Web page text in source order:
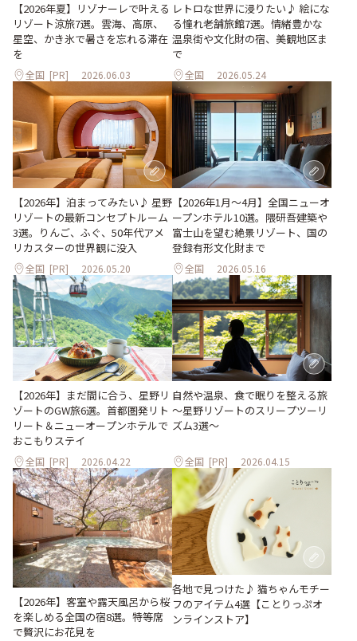
【2026年夏】リゾナーレで叶える
リゾート涼旅7選。雲海、高原、
星空、かき氷で暑さを忘れる滞在
を
全国 [PR] 2026.06.03
レトロな世界に浸りたい♪ 絵にな
る憧れ老舗旅館7選。情緒豊かな
温泉街や文化財の宿、美観地区ま
で
全国 2026.05.24
【2026年】泊まってみたい♪ 星野
リゾートの最新コンセプトルーム
3選。りんご、ふぐ、50年代アメ
リカスターの世界観に没入
全国 [PR] 2026.05.20
【2026年1月～4月】全国ニューオ
ープンホテル10選。隈研吾建築や
富士山を望む絶景リゾート、国の
登録有形文化財まで
全国 2026.05.16
【2026年】まだ間に合う、星野リ
ゾートのGW旅6選。首都圏発リト
リート＆ニューオープンホテルで
おこもりステイ
全国 [PR] 2026.04.22
自然や温泉、食で眠りを整える旅
～星野リゾートのスリープツーリ
ズム3選～
全国 [PR] 2026.04.15
【2026年】客室や露天風呂から桜
を楽しめる全国の宿8選。特等席
で贅沢にお花見を
各地で見つけた♪ 猫ちゃんモチー
フのアイテム4選【ことりっぷオ
ンラインストア】